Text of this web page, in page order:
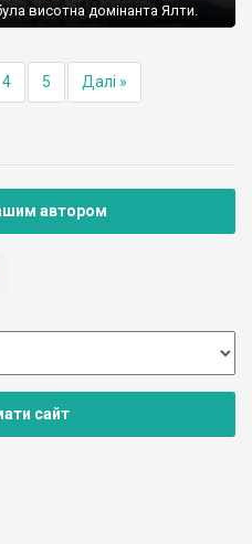
висотна домінанта Ялти.
4 5 Далі »
автором
сайт